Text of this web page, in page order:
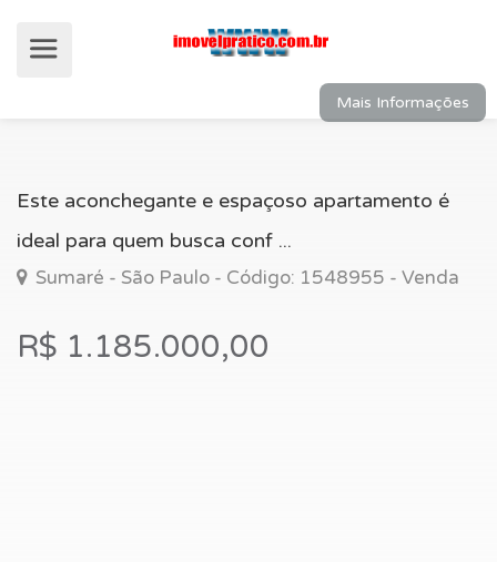
Este aconchegante e espaçoso apartamento é
ideal para quem busca conf ...
Sumaré - São Paulo - Código: 1548955 - Venda
R$ 1.185.000,00
Mais Informações